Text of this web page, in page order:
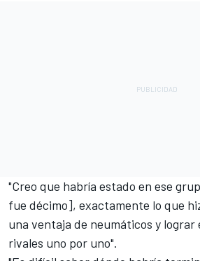
"Creo que habría estado en ese
fue décimo], exactamente lo que
una ventaja de neumáticos y lograr
rivales uno por uno".